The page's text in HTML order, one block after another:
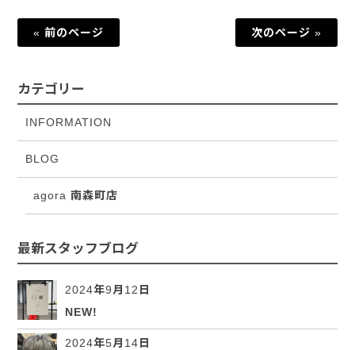
« 前のページ 次のページ »
カテゴリー
INFORMATION
BLOG
agora 南森町店
最新スタッフブログ
2024年9月12日
NEW!
2024年5月14日